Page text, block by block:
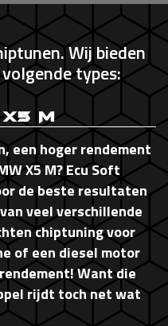
Wij bieden
types:
M
een hoger rendement
X5 M? Ecu Soft
de beste resultaten
veel verschillende
chiptuning voor
of een diesel motor
Want die
rijdt toch net wat